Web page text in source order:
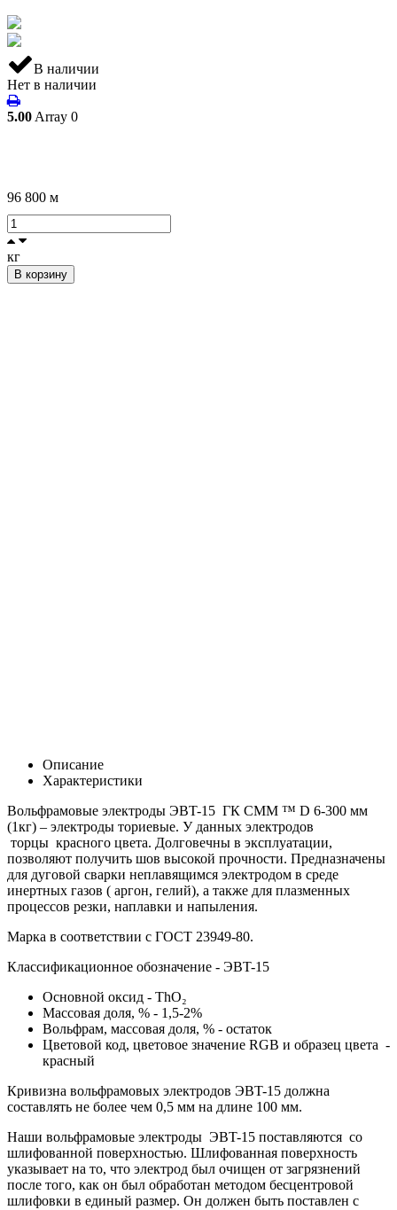
В наличии
Нет в наличии
5.00 Array 0
96 800 м
кг
В корзину
Описание
Характеристики
Вольфрамовые электроды ЭВT-15 ГК СММ ™ D 6-300 мм
(1кг) – электроды ториевые. У данных электродов
торцы красного цвета. Долговечны в эксплуатации,
позволяют получить шов высокой прочности. Предназначены
для дуговой сварки неплавящимся электродом в среде
инертных газов ( аргон, гелий), а также для плазменных
процессов резки, наплавки и напыления.
Марка в соответствии с ГОСТ 23949-80.
Классификационное обозначение - ЭВT-15
Основной оксид - ThO₂
Массовая доля, % - 1,5-2%
Вольфрам, массовая доля, % - остаток
Цветовой код, цветовое значение RGB и образец цвета -
красный
Кривизна вольфрамовых электродов ЭВT-15 должна
составлять не более чем 0,5 мм на длине 100 мм.
Наши вольфрамовые электроды ЭВT-15 поставляются со
шлифованной поверхностью. Шлифованная поверхность
указывает на то, что электрод был очищен от загрязнений
после того, как он был обработан методом бесцентровой
шлифовки в единый размер. Он должен быть поставлен с